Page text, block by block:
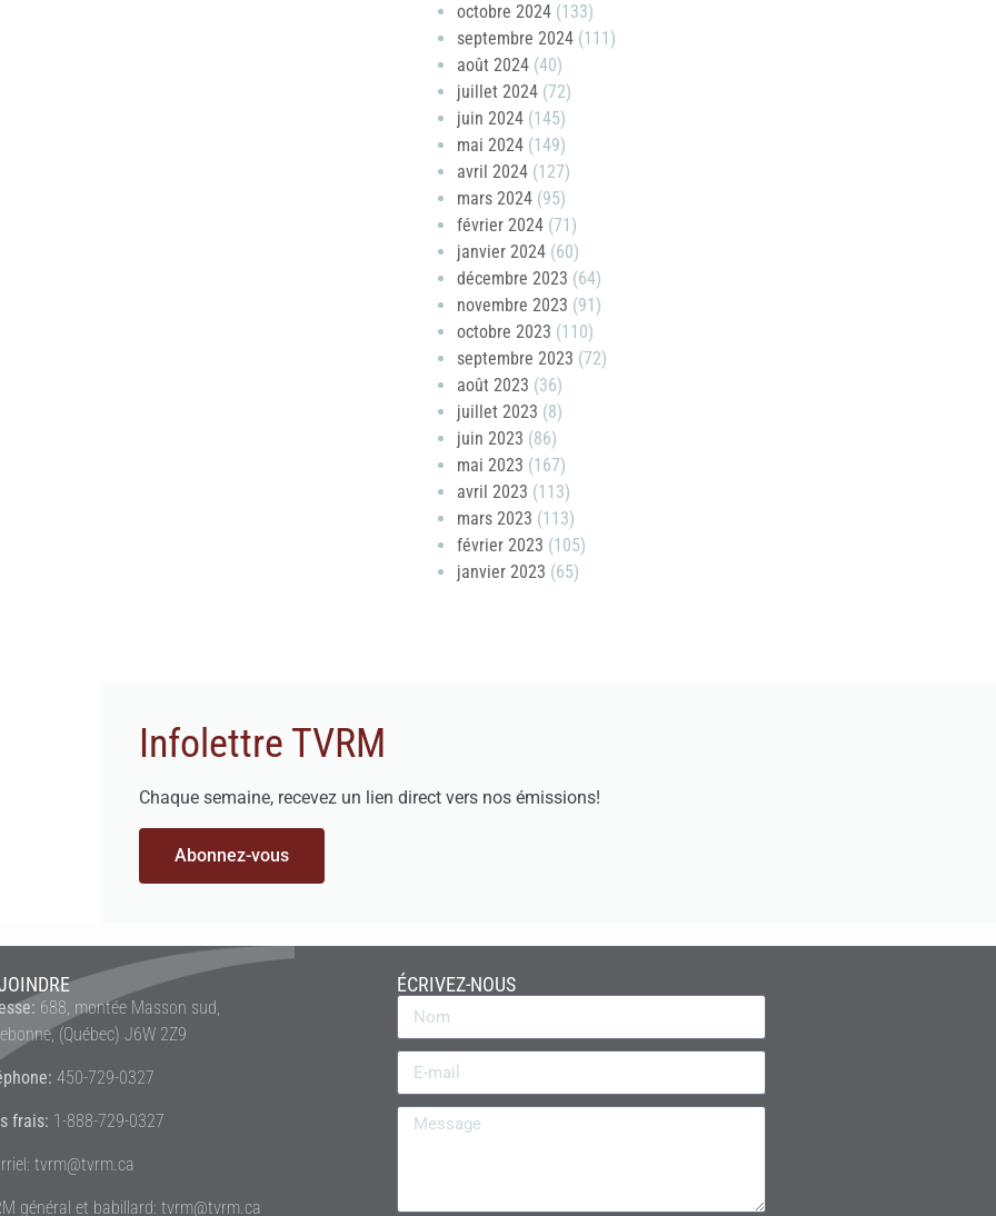
octobre 2024 (133)
septembre 2024 (111)
août 2024 (40)
juillet 2024 (72)
juin 2024 (145)
mai 2024 (149)
avril 2024 (127)
mars 2024 (95)
février 2024 (71)
janvier 2024 (60)
décembre 2023 (64)
novembre 2023 (91)
octobre 2023 (110)
septembre 2023 (72)
août 2023 (36)
juillet 2023 (8)
juin 2023 (86)
mai 2023 (167)
avril 2023 (113)
mars 2023 (113)
février 2023 (105)
janvier 2023 (65)
Infolettre TVRM
Chaque semaine, recevez un lien direct vers nos émissions!
Abonnez-vous
688, montée Masson sud,
(Québec) J6W 2Z9
450-729-0327
frais: 1-888-729-0327
tvrm@tvrm.ca
général et babillard: tvrm@tvrm.ca
ÉCRIVEZ-NOUS